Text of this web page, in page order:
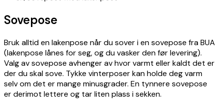
Sovepose
Bruk alltid en lakenpose når du sover i en sovepose fra BUA
(lakenpose lånes for seg, og du vasker den før levering).
Valg av sovepose avhenger av hvor varmt eller kaldt det er
der du skal sove. Tykke vinterposer kan holde deg varm
selv om det er mange minusgrader. En tynnere sovepose
er derimot lettere og tar liten plass i sekken.